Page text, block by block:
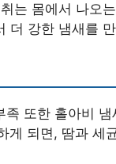
는 몸에서 나오
더 강한 냄새를
또한 홀아비
게 되면, 땀과 세